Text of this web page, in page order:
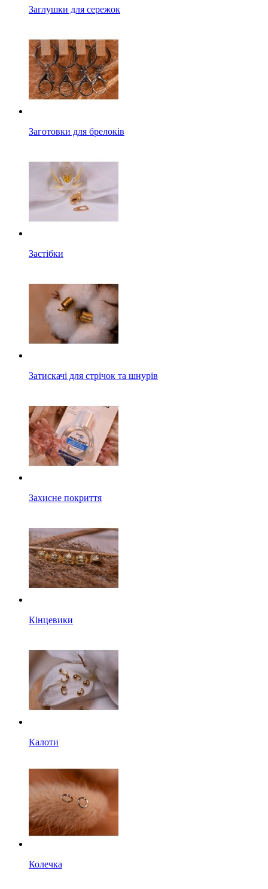
Заглушки для сережок
Заготовки для брелоків
Застібки
Затискачі для стрічок та шнурів
Захисне покриття
Кінцевики
Калоти
Колечка